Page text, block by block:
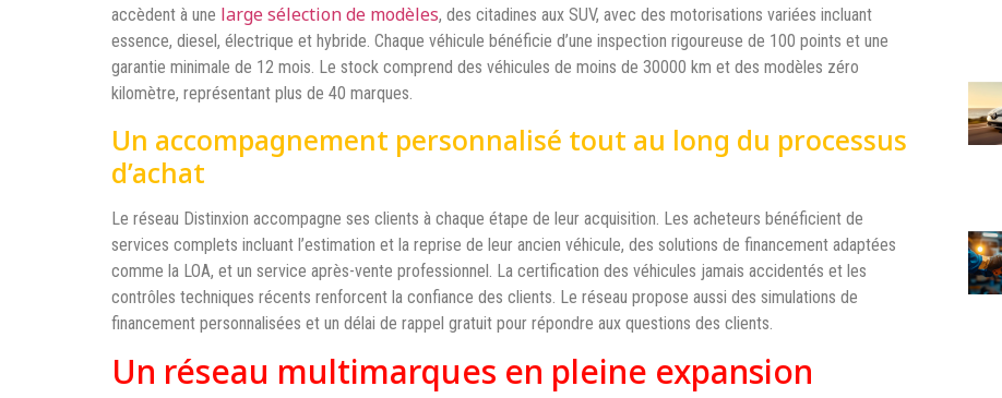
accèdent à une large sélection de modèles, des citadines aux SUV, avec des motorisations variées incluant
essence, diesel, électrique et hybride. Chaque véhicule bénéficie d’une inspection rigoureuse de 100 points et une
garantie minimale de 12 mois. Le stock comprend des véhicules de moins de 30000 km et des modèles zéro
kilomètre, représentant plus de 40 marques.
Un accompagnement personnalisé tout au long du processus
d’achat
Le réseau Distinxion accompagne ses clients à chaque étape de leur acquisition. Les acheteurs bénéficient de
services complets incluant l’estimation et la reprise de leur ancien véhicule, des solutions de financement adaptées
comme la LOA, et un service après-vente professionnel. La certification des véhicules jamais accidentés et les
contrôles techniques récents renforcent la confiance des clients. Le réseau propose aussi des simulations de
financement personnalisées et un délai de rappel gratuit pour répondre aux questions des clients.
Un réseau multimarques en pleine expansion